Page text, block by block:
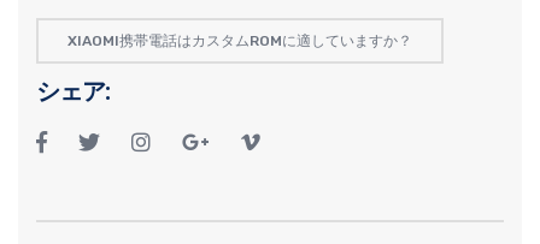
XIAOMI携帯電話はカスタムROMに適していますか？
シェア: